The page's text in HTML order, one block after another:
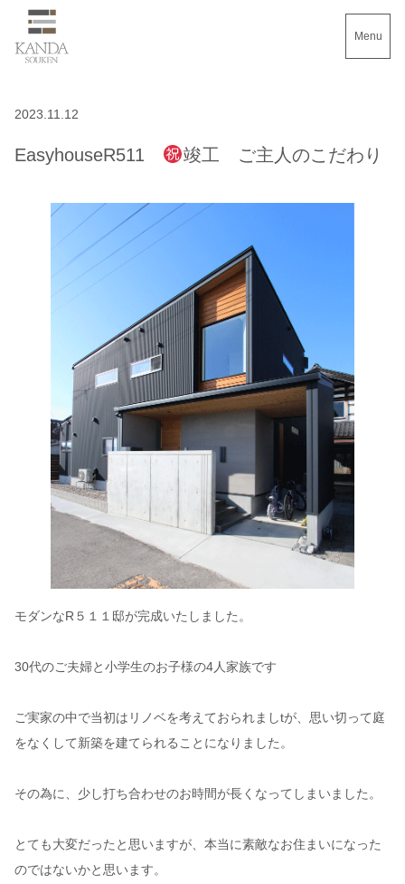
Menu
2023.11.12
EasyhouseR511 竣工 ご主人のこだわり
モダンなR５１１邸が完成いたしました。
30代のご夫婦と小学生のお子様の4人家族です
ご実家の中で当初はリノベを考えておられましtが、思い切って庭
をなくして新築を建てられることになりました。
その為に、少し打ち合わせのお時間が長くなってしまいました。
とても大変だったと思いますが、本当に素敵なお住まいになった
のではないかと思います。